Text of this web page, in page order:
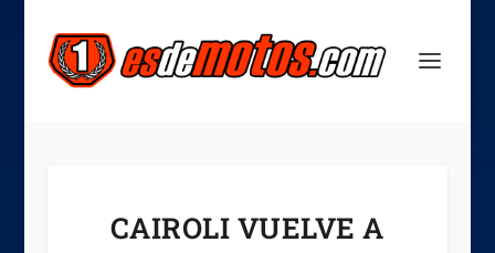
CAIROLI VUELVE A